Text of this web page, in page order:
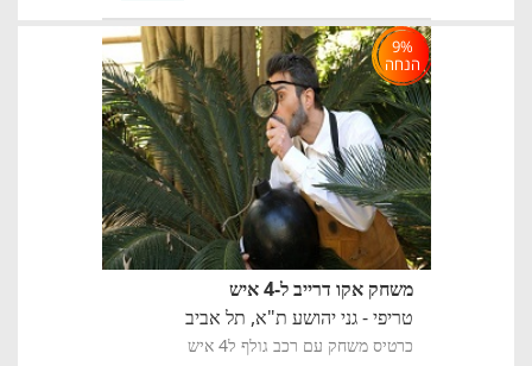
9%
הנחה
משחק אקו דרייב ל-4 איש
טריפי - גני יהושע ת"א, תל אביב
כרטיס משחק עם רכב גולף ל4 איש